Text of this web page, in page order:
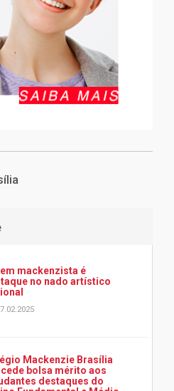
mackenzista é
no nado artístico
Mackenzie Brasília
bolsa mérito aos
destaques do